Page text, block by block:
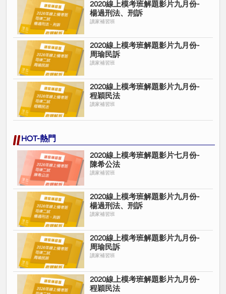
2020線上模考班解題影片九月份-
楊過刑法、刑訴
讀家補習班
2020線上模考班解題影片九月份-
周瑜民訴
讀家補習班
2020線上模考班解題影片九月份-
程穎民法
讀家補習班
HOT-熱門
2020線上模考班解題影片七月份-
陳希公法
讀家補習班
2020線上模考班解題影片九月份-
楊過刑法、刑訴
讀家補習班
2020線上模考班解題影片九月份-
周瑜民訴
讀家補習班
2020線上模考班解題影片九月份-
程穎民法